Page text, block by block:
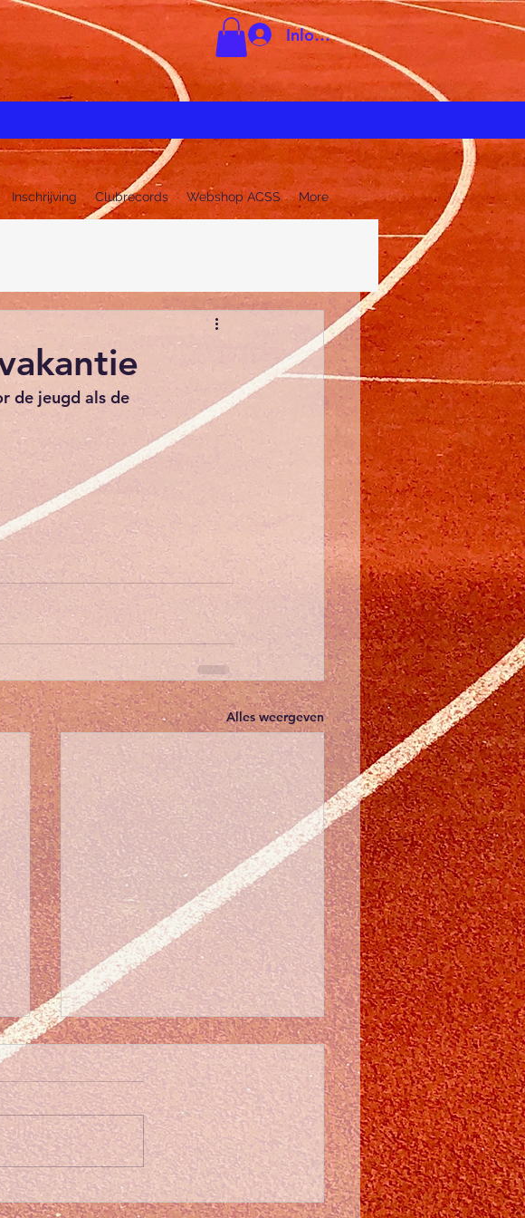
Inloggen
Inschrijving Clubrecords Webshop ACSS More
de jeugd als de
Alles weergeven
Zomerprogramma